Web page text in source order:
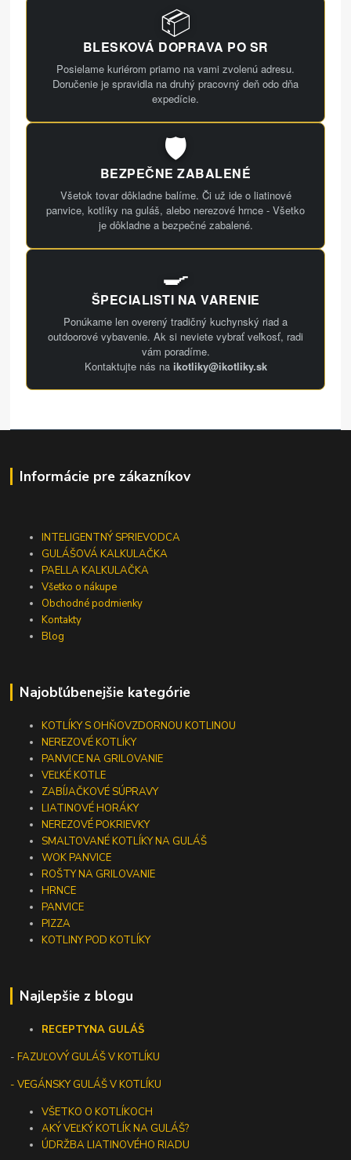
📦
BLESKOVÁ DOPRAVA PO SR
Posielame kuriérom priamo na vami zvolenú adresu.
Doručenie je spravidla na druhý pracovný deň odo dňa
expedície.
🛡️
BEZPEČNE ZABALENÉ
Všetok tovar dôkladne balíme. Či už ide o liatinové
panvice, kotlíky na guláš, alebo nerezové hrnce - Všetko
je dôkladne a bezpečné zabalené.
🍳
ŠPECIALISTI NA VARENIE
Ponúkame len overený tradičný kuchynský riad a
outdoorové vybavenie. Ak si neviete vybrať veľkosť, radi
vám poradíme.
Kontaktujte nás na ikotliky@ikotliky.sk
Informácie pre zákazníkov
INTELIGENTNÝ SPRIEVODCA
GULÁŠOVÁ KALKULAČKA
PAELLA KALKULAČKA
Všetko o nákupe
Obchodné podmienky
Kontakty
Blog
Najobľúbenejšie kategórie
KOTLÍKY S OHŇOVZDORNOU KOTLINOU
NEREZOVÉ KOTLÍKY
PANVICE NA GRILOVANIE
VEĽKÉ KOTLE
ZABÍJAČKOVÉ SÚPRAVY
LIATINOVÉ HORÁKY
NEREZOVÉ POKRIEVKY
SMALTOVANÉ KOTLÍKY NA GULÁŠ
WOK PANVICE
ROŠTY NA GRILOVANIE
HRNCE
PANVICE
PIZZA
KOTLINY POD KOTLÍKY
Najlepšie z blogu
RECEPTYNA GULÁŠ
-FAZUĽOVÝ GULÁŠ V KOTLÍKU
- VEGÁNSKY GULÁŠ V KOTLÍKU
VŠETKO O KOTLÍKOCH
AKÝ VEĽKÝ KOTLÍK NA GULÁŠ?
ÚDRŽBA LIATINOVÉHO RIADU